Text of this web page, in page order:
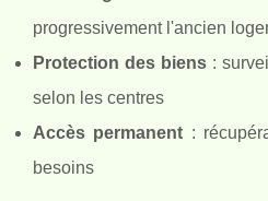
progressivement l'ancien
Protection des biens:
selon les centres
Accès permanent :
besoins